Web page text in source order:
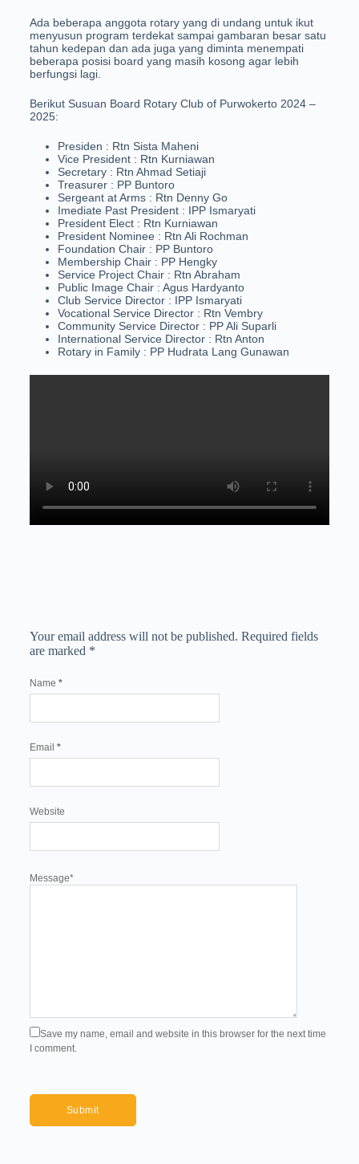
Ada beberapa anggota rotary yang di undang untuk ikut
menyusun program terdekat sampai gambaran besar satu
tahun kedepan dan ada juga yang diminta menempati
beberapa posisi board yang masih kosong agar lebih
berfungsi lagi.
Berikut Susuan Board Rotary Club of Purwokerto 2024 –
2025:
Presiden : Rtn Sista Maheni
Vice President : Rtn Kurniawan
Secretary : Rtn Ahmad Setiaji
Treasurer : PP Buntoro
Sergeant at Arms : Rtn Denny Go
Imediate Past President : IPP Ismaryati
President Elect : Rtn Kurniawan
President Nominee : Rtn Ali Rochman
Foundation Chair : PP Buntoro
Membership Chair : PP Hengky
Service Project Chair : Rtn Abraham
Public Image Chair : Agus Hardyanto
Club Service Director : IPP Ismaryati
Vocational Service Director : Rtn Vembry
Community Service Director : PP Ali Suparli
International Service Director : Rtn Anton
Rotary in Family : PP Hudrata Lang Gunawan
Your email address will not be published. Required fields
are marked *
Name *
Email *
Website
Message*
Save my name, email and website in this browser for the next time
I comment.
Submit